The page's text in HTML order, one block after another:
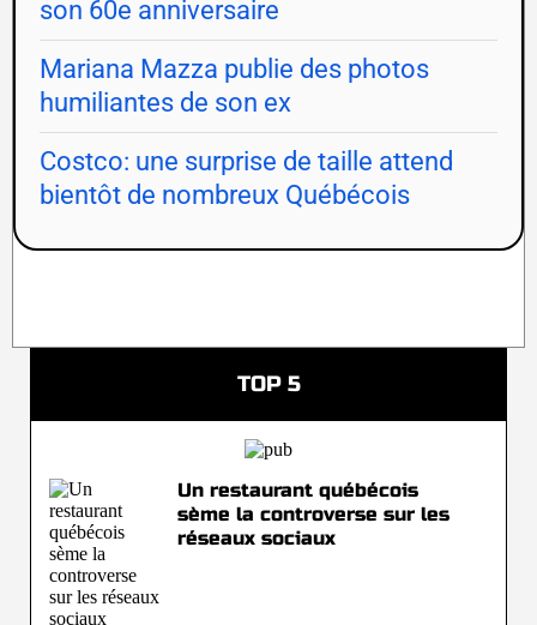
son 60e anniversaire
Mariana Mazza publie des photos
humiliantes de son ex
Costco: une surprise de taille attend
bientôt de nombreux Québécois
TOP 5
Un restaurant québécois
sème la controverse sur les
réseaux sociaux